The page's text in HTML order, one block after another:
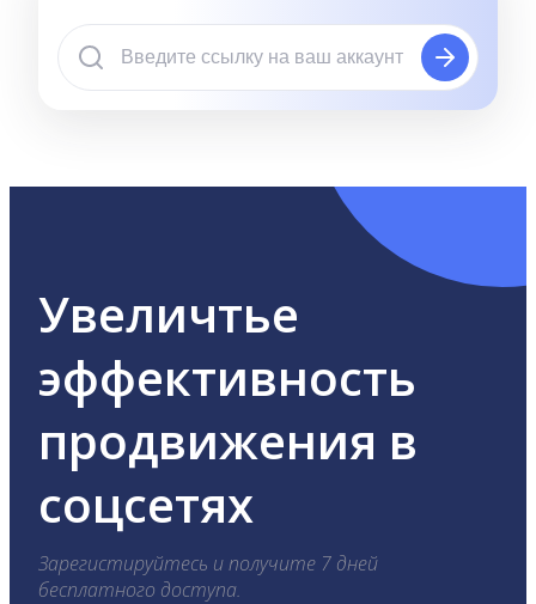
Увеличтье
эффективность
продвижения в
соцсетях
Зарегистируйтесь и получите 7 дней
бесплатного доступа.